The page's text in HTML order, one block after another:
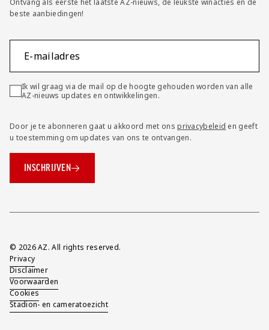
Ontvang als eerste het laatste AZ-nieuws, de leukste winacties en de
beste aanbiedingen!
E-mailadres
Ik wil graag via de mail op de hoogte gehouden worden van alle
AZ-nieuws updates en ontwikkelingen.
Door je te abonneren gaat u akkoord met onsprivacybeleid en geeft
u toestemming om updates van ons te ontvangen.
INSCHRIJVEN
Overig
© 2026 AZ. All rights reserved.
Privacy
Disclaimer
Voorwaarden
Cookies
Stadion- en cameratoezicht